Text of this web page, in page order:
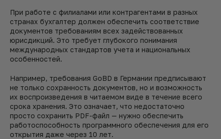
При работе с филиалами или контрагентами в разных
странах бухгалтер должен обеспечить соответствие
документов требованиям всех задействованных
юрисдикций. Это требует глубокого понимания
международных стандартов учета и национальных
особенностей.
Например, требования GoBD в Германии предписывают
не только сохранность документов, но и возможность
их воспроизведения в читаемом виде в течение всего
срока хранения. Это означает, что недостаточно
просто сохранить PDF-файл — нужно обеспечить
работоспособность программного обеспечения для его
открытия даже через 10 лет.